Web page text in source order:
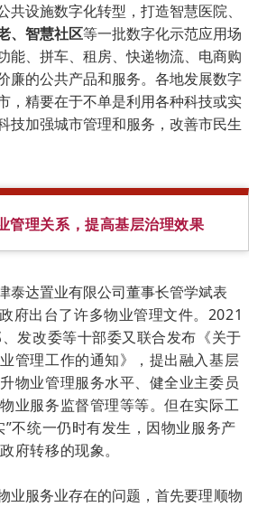
共设施数字化转型，打造智慧医院、
、智慧社区等一批数字化示范应用场
能、拼车、租房、快递物流、电商购
廉的公共产品和服务。各地发展数字
，精要在于不单是利用各种科技或实
技加强城市管理和服务，改善市民生
管理关系，提高基层治理效果
泰达置业有限公司董事长管学斌表
府出台了许多物业管理文件。 2021
发改委等十部委又联合发布《关于
管理工作的通知》，提出融入基层
物业管理服务水平、健全业主委员
业服务监督管理等等。但在实际工
”不统一仍时有发生，因物业服务产
府转移的现象。
业服务业存在的问题，首先要理顺物